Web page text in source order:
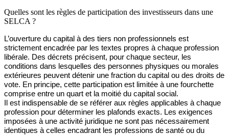
Quelles sont les règles de participation des investisseurs dans une
SELCA ?
L’ouverture du capital à des tiers non professionnels est
strictement encadrée par les textes propres à chaque profession
libérale. Des décrets précisent, pour chaque secteur, les
conditions dans lesquelles des personnes physiques ou morales
extérieures peuvent détenir une fraction du capital ou des droits de
vote. En principe, cette participation est limitée à une fourchette
comprise entre un quart et la moitié du capital social.
Il est indispensable de se référer aux règles applicables à chaque
profession pour déterminer les plafonds exacts. Les exigences
imposées à une activité juridique ne sont pas nécessairement
identiques à celles encadrant les professions de santé ou du